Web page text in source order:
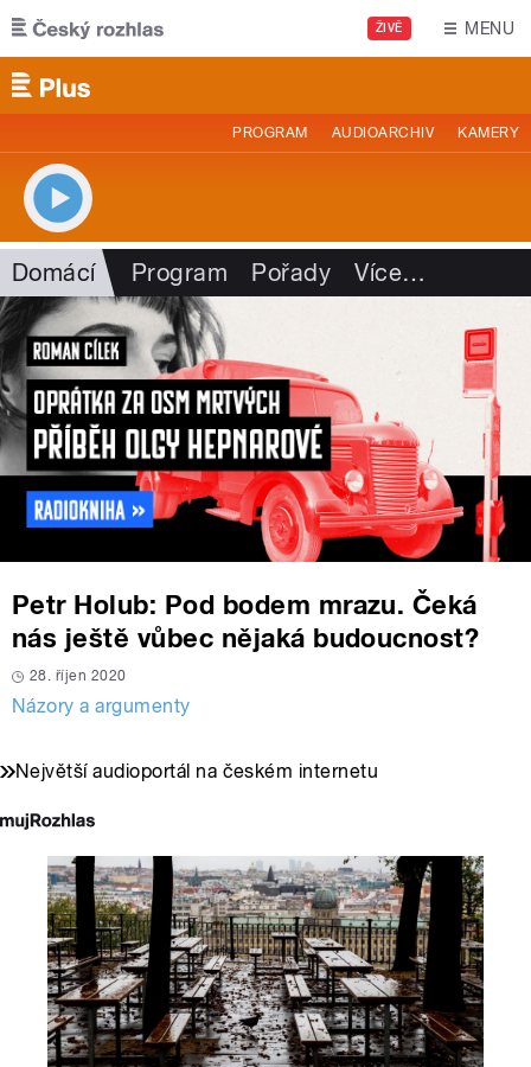
Přejít k hlavnímu obsahu
ŽIVĚ MENU
PROGRAM AUDIOARCHIV KAMERY
Domácí Program Pořady Více…
Petr Holub: Pod bodem mrazu. Čeká
nás ještě vůbec nějaká budoucnost?
28. říjen 2020
Názory a argumenty
Největší audioportál na českém internetu